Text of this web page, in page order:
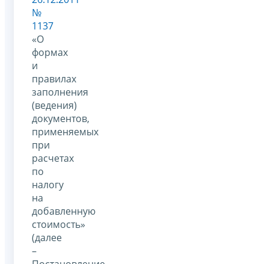
№
1137
«О
формах
и
правилах
заполнения
(ведения)
документов,
применяемых
при
расчетах
по
налогу
на
добавленную
стоимость»
(далее
–